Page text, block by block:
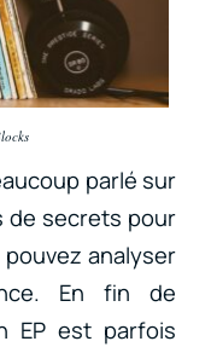
parlé sur
de secrets pour
analyser
En fin de
EP est parfois